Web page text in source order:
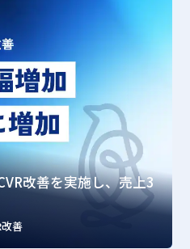
改善を実施し、売上3
改善